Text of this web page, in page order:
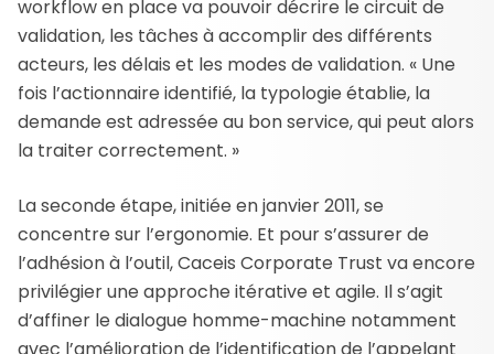
workflow en place va pouvoir décrire le circuit de
validation, les tâches à accomplir des différents
acteurs, les délais et les modes de validation. « Une
fois l’actionnaire identifié, la typologie établie, la
demande est adressée au bon service, qui peut alors
la traiter correctement. »
La seconde étape, initiée en janvier 2011, se
concentre sur l’ergonomie. Et pour s’assurer de
l’adhésion à l’outil, Caceis Corporate Trust va encore
privilégier une approche itérative et agile. Il s’agit
d’affiner le dialogue homme-machine notamment